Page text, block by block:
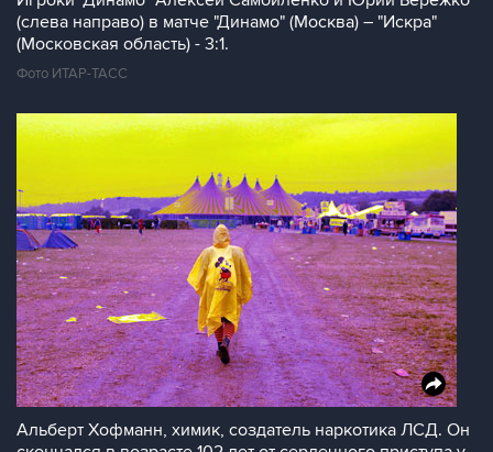
(слева направо) в матче "Динамо" (Москва) – "Искра"
(Московская область) - 3:1.
Фото ИТАР-ТАСС
Альберт Хофманн, химик, создатель наркотика ЛСД. Он